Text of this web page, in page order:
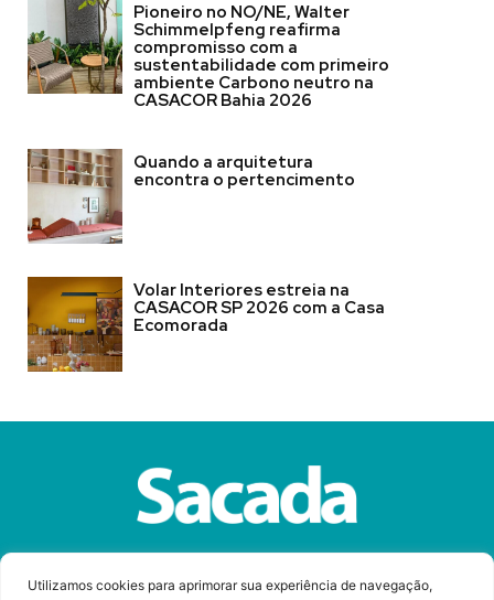
Utilizamos cookies para aprimorar sua experiência de navegação,
Pioneiro no NO/NE, Walter
Schimmelpfeng reafirma
compromisso com a
sustentabilidade com primeiro
ambiente Carbono neutro na
CASACOR Bahia 2026
Quando a arquitetura
encontra o pertencimento
Volar Interiores estreia na
CASACOR SP 2026 com a Casa
Ecomorada